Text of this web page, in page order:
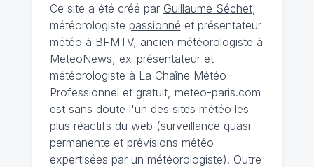
Ce site a été créé par Guillaume Séchet,
météorologiste passionné et présentateur
météo à BFMTV, ancien météorologiste à
MeteoNews, ex-présentateur et
météorologiste à La Chaîne Météo
Professionnel et gratuit, meteo-paris.com
est sans doute l'un des sites météo les
plus réactifs du web (surveillance quasi-
permanente et prévisions météo
expertisées par un météorologiste). Outre